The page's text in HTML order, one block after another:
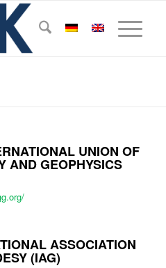
UNION OF
AND GEOPHYSICS
ASSOCIATION
(IAG)